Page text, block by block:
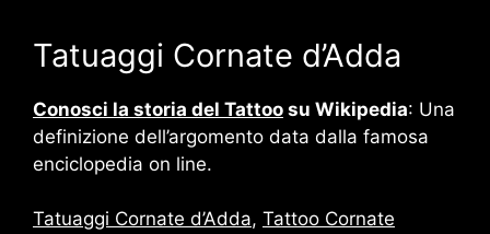
Tatuaggi Cornate d’Adda
Conosci la storia del Tattoo su Wikipedia: Una
definizione dell’argomento data dalla famosa
enciclopedia on line.
Tatuaggi Cornate d’Adda, Tattoo Cornate